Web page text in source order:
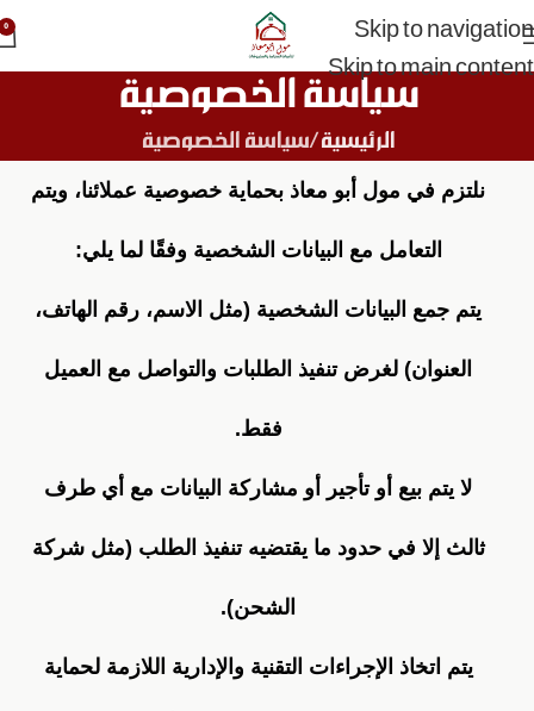
Skip to navigation
Skip to main content
0
سياسة الخصوصية
الرئيسية سياسة الخصوصية
نلتزم في مول أبو معاذ بحماية خصوصية عملائنا، ويتم
التعامل مع البيانات الشخصية وفقًا لما يلي:
يتم جمع البيانات الشخصية (مثل الاسم، رقم الهاتف،
العنوان) لغرض تنفيذ الطلبات والتواصل مع العميل
فقط.
لا يتم بيع أو تأجير أو مشاركة البيانات مع أي طرف
ثالث إلا في حدود ما يقتضيه تنفيذ الطلب (مثل شركة
الشحن).
يتم اتخاذ الإجراءات التقنية والإدارية اللازمة لحماية